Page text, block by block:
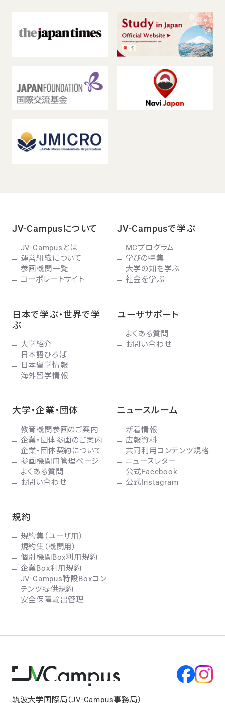
JV-Campusについて
JV-Campusとは
運営組織について
参画機関一覧
コーポレートサイト
JV-Campusで学ぶ
MCプログラム
学びの特集
大学の知を学ぶ
社会を学ぶ
日本で学ぶ・世界で学
ぶ
大学紹介
日本語ひろば
日本留学情報
海外留学情報
ユーザサポート
よくある質問
お問い合わせ
大学・企業・団体
教育機関参画のご案内
企業・団体参画のご案内
企業・団体契約について
参画機関用管理ページ
よくある質問
お問い合わせ
ニュースルーム
新着情報
広報資料
共同利用コンテンツ規格
ニュースレター
公式Facebook
公式Instagram
規約
規約集（ユーザ用）
規約集（機関用）
個別機関Box利用規約
企業Box利用規約
JV-Campus特設Boxコン
テンツ提供規約
安全保障輸出管理
筑波大学国際局（JV-Campus事務局）